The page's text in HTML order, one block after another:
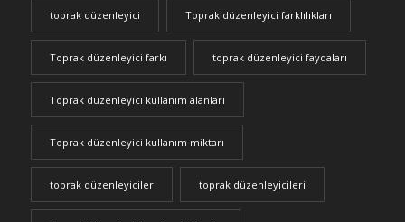
toprak düzenleyici Toprak düzenleyici farklılıkları
Toprak düzenleyici farkı toprak düzenleyici faydaları
Toprak düzenleyici kullanım alanları
Toprak düzenleyici kullanım miktarı
toprak düzenleyiciler toprak düzenleyicileri